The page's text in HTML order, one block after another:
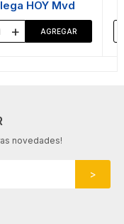
HOY Mvd
+
novedades!